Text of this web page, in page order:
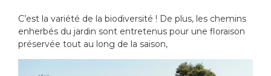
C’est la variété de la biodiversité ! De plus, les chemins
enherbés du jardin sont entretenus pour une floraison
préservée tout au long de la saison,